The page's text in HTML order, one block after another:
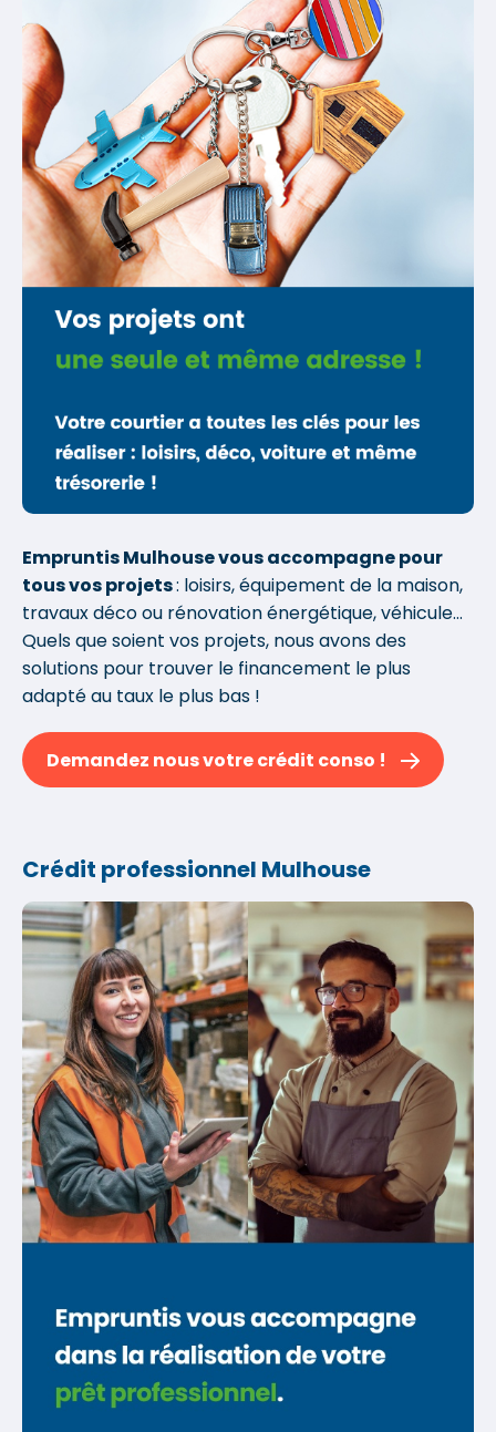
Empruntis Mulhouse vous accompagne pour
tous vos projets: loisirs, équipement de la maison,
travaux déco ou rénovation énergétique, véhicule...
Quels que soient vos projets, nous avons des
solutions pour trouver le financement le plus
adapté au taux le plus bas !
Demandez nous votre crédit conso !
Crédit professionnel Mulhouse